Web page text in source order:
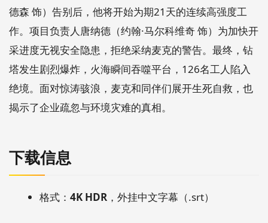
德森 饰）告别后，他将开始为期21天的连续高强度工
作。项目负责人唐纳德（约翰·马尔科维奇 饰）为加快开
采进度无视安全隐患，拒绝采纳麦克的警告。最终，钻
塔发生剧烈爆炸，火海瞬间吞噬平台，126名工人陷入
绝境。面对惊涛骇浪，麦克和同伴们展开生死自救，也
揭示了企业疏忽与环境灾难的真相。
下载信息
格式： 4K HDR ，外挂中文字幕（.srt）